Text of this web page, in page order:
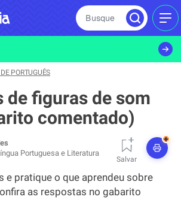
Busque
PORTUGUÊS
de figuras de som
comentado)
Portuguesa e Literatura
Salvar
+
e pratique o que aprendeu sobre
as respostas no gabarito